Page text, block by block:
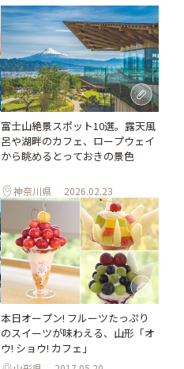
富士山絶景スポット10選。露天風
呂や湖畔のカフェ、ロープウェイ
から眺めるとっておきの景色
神奈川県 2026.02.23
本日オープン! フルーツたっぷり
のスイーツが味わえる、山形「オ
ウ! ショウ! カフェ」